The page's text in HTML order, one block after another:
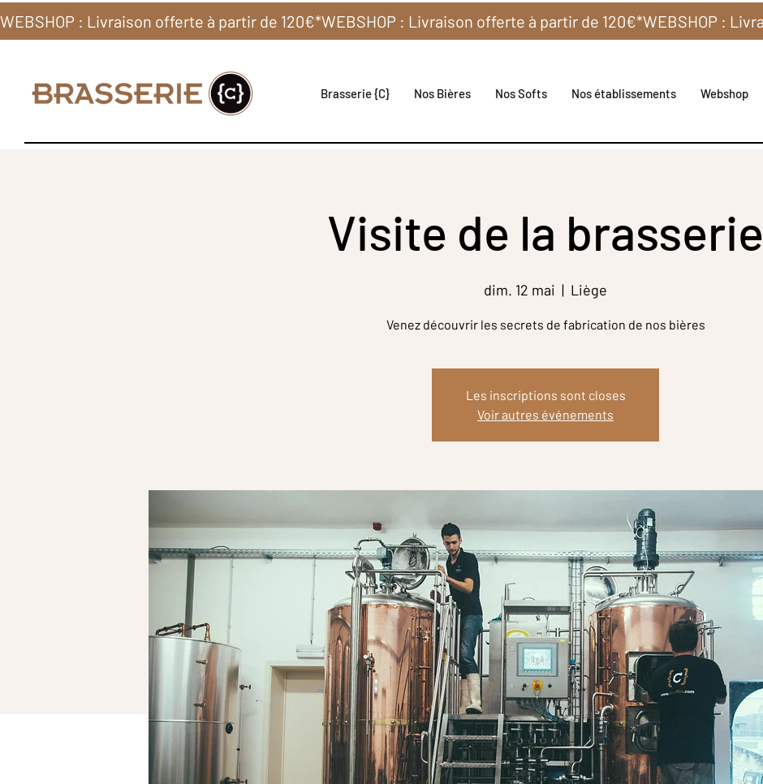
WEBSHOP : Livraison offerte à partir de 120€*
Brasserie {C} Nos Bières Nos Softs Nos établissements Webshop
Visite de la brasserie
dim. 12 mai
  |
Liège
Venez découvrir les secrets de fabrication de nos bières
Les inscriptions sont closes
Voir autres événements